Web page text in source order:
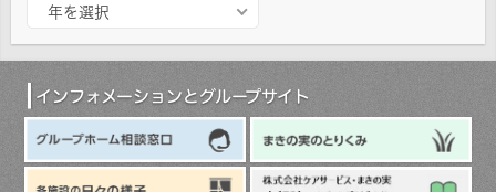
カ
年を選択
インフォメーションとグループサイト